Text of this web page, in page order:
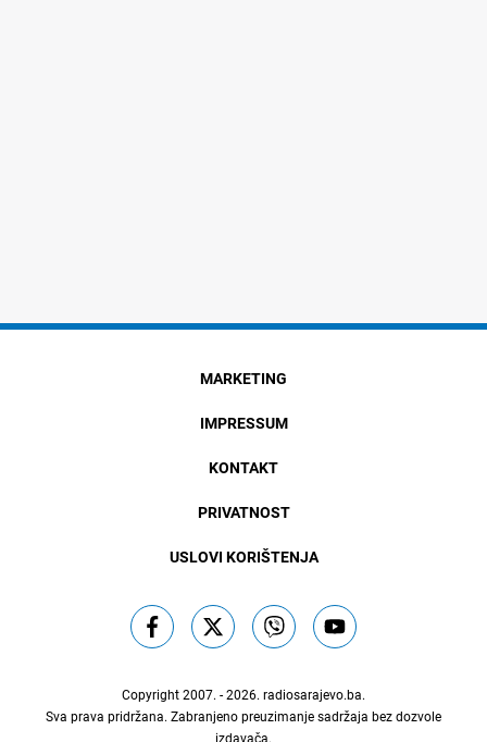
MARKETING
IMPRESSUM
KONTAKT
PRIVATNOST
USLOVI KORIŠTENJA
Copyright 2007. - 2026. radiosarajevo.ba.
Sva prava pridržana. Zabranjeno preuzimanje sadržaja bez dozvole
izdavača.